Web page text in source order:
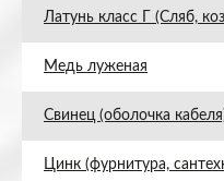
Латунь класс Г (Сляб,
Медь луженая
Свинец (оболочка
Цинк (фурнитура,